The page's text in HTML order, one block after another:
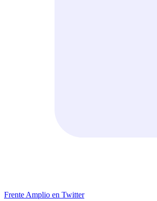
Frente Amplio en Twitter